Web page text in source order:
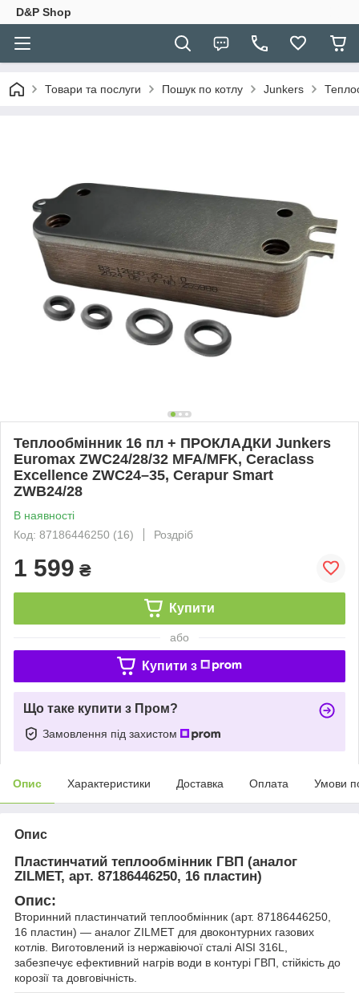
D&P Shop
Товари та послуги Пошук по котлу Junkers
Теплообмінник 16 пл + ПРОКЛАДКИ Junkers
Euromax ZWC24/28/32 MFA/MFK, Ceraclass
Excellence ZWC24–35, Cerapur Smart
ZWB24/28
В наявності
Код: 87186446250 (16)
Роздріб
1 599 ₴
Купити
або
Купити з
Що таке купити з Пром?
Замовлення під захистом
Опис Характеристики Доставка Оплата Умови
Опис
Пластинчатий теплообмінник ГВП (аналог
ZILMET, арт. 87186446250, 16 пластин)
Опис:
Вторинний пластинчатий теплообмінник (арт. 87186446250,
16 пластин) — аналог ZILMET для двоконтурних газових
котлів. Виготовлений із нержавіючої сталі AISI 316L,
забезпечує ефективний нагрів води в контурі ГВП, стійкість до
корозії та довговічність.